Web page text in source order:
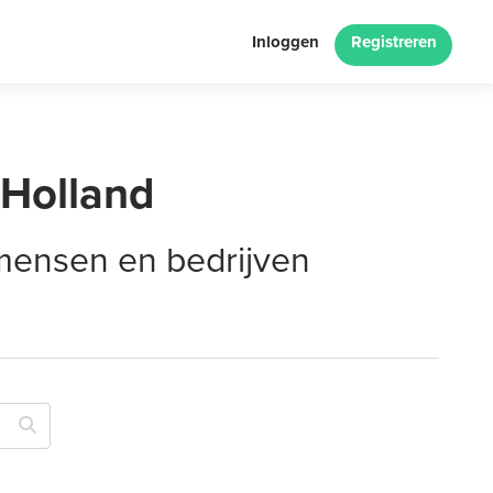
Inloggen Registreren
en bedrijven